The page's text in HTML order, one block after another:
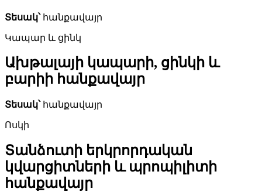
Տեսակ՝հանքավայր
Կապար և ցինկ
Ախթալայի կապարի, ցինկի և
բարիի հանքավայր
Տեսակ՝հանքավայր
Ոսկի
Տանձուտի երկրորդական
կվարցիտների և պրոպիլիտի
հանքավայր